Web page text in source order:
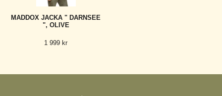
MADDOX JACKA " DARNSEE
", OLIVE
1 999 kr